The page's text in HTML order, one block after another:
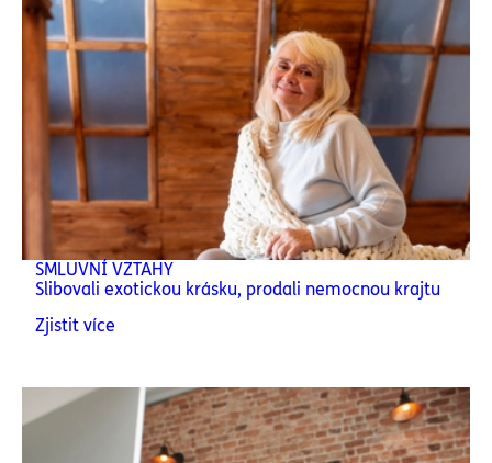
SMLUVNÍ VZTAHY
Slibovali exotickou krásku, prodali nemocnou krajtu
Zjistit více